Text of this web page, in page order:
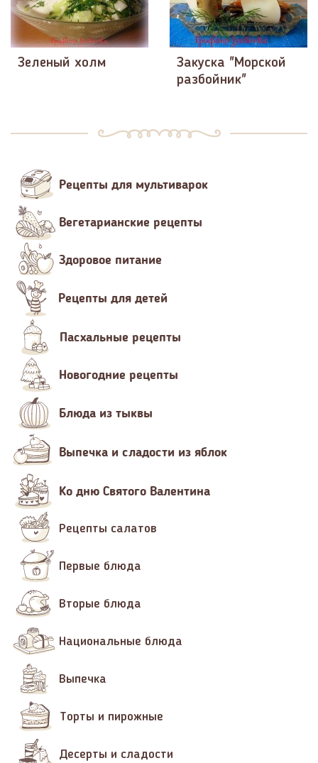
Зеленый холм
Закуска "Морской
разбойник"
Рецепты для мультиварок
Вегетарианские рецепты
Здоровое питание
Рецепты для детей
Пасхальные рецепты
Новогодние рецепты
Блюда из тыквы
Выпечка и сладости из яблок
Ко дню Святого Валентина
Рецепты салатов
Первые блюда
Вторые блюда
Национальные блюда
Выпечка
Торты и пирожные
Десерты и сладости